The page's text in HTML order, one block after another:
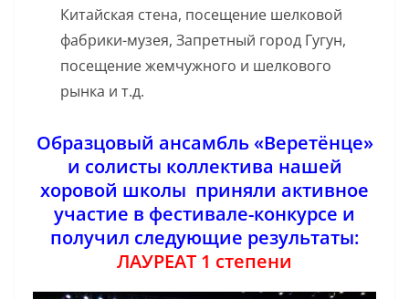
Китайская стена, посещение шелковой
фабрики-музея, Запретный город Гугун,
посещение жемчужного и шелкового
рынка и т.д.
Образцовый ансамбль «Веретёнце»
и солисты коллектива нашей
хоровой школы приняли активное
участие в фестивале-конкурсе и
получил следующие результаты:
ЛАУРЕАТ 1 степени